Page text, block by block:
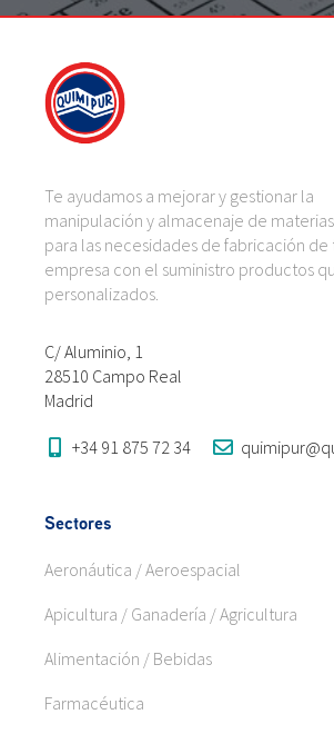
Te ayudamos a mejorar y gestionar la
manipulación y almacenaje de
para las necesidades de fabricación de
empresa con el suministro productos
personalizados.
C/ Aluminio, 1
28510 Campo Real
Madrid
+34 91 875 72 34
Sectores
Aeronáutica / Aeroespacial
Apicultura / Ganadería / Agricultura
Alimentación / Bebidas
Farmacéutica